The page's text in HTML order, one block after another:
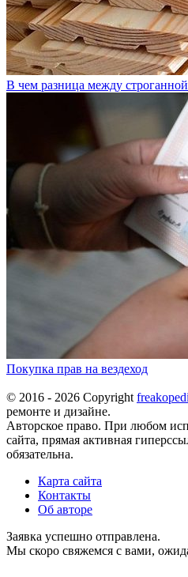
В чем разница между
Покупка прав на вездеход
© 2016 - 2026 Copyright
ремонте и дизайне.
Авторское право. При любом
сайта, прямая активная
обязательна.
Карта сайта
Контакты
Об авторе
Заявка успешно отправлена.
Мы скоро свяжемся с вами,